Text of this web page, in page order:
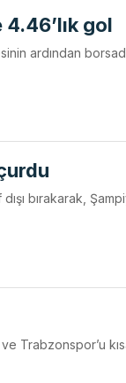
gol
ardından
bırakarak,
Trabzonspor’u